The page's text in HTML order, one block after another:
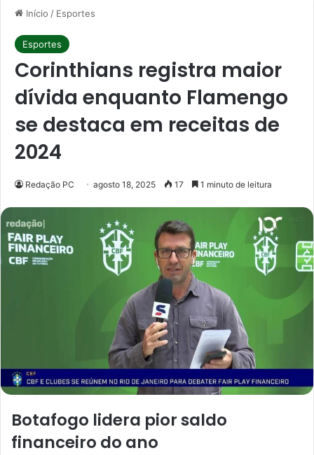
Início / Esportes
Esportes
Corinthians registra maior
dívida enquanto Flamengo
se destaca em receitas de
2024
Redação PC agosto 18, 2025 17 1 minuto de leitura
Botafogo lidera pior saldo
financeiro do ano